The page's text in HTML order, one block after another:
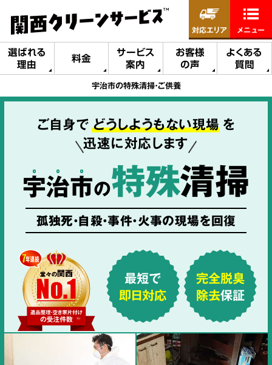
選ばれる
理由
料金
サービス
案内
お客様
の声
よくある
質問
対応エリア メニュー
宇治市の特殊清掃・ご供養
ご自身で どうしようもない現場 を
迅速に対応します
宇治市の特殊清掃
孤独死・自殺・事件・火事の現場を回復
最短で
即日対応
完全脱臭
除去保証